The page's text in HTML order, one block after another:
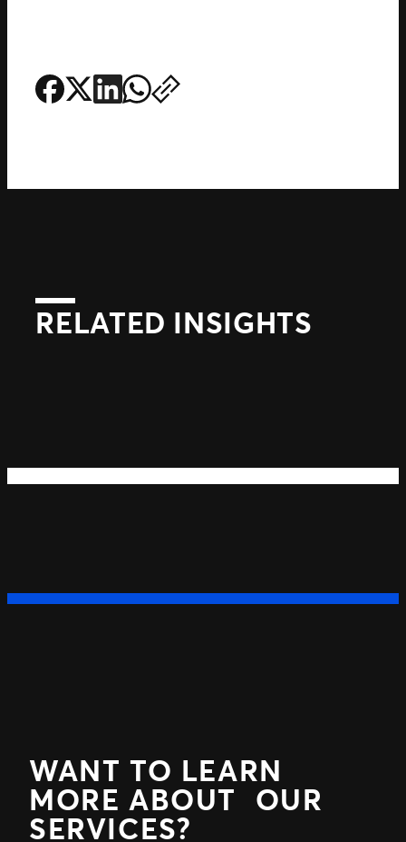
RELATED INSIGHTS
Suivant
WANT TO LEARN
MORE ABOUT OUR
SERVICES?